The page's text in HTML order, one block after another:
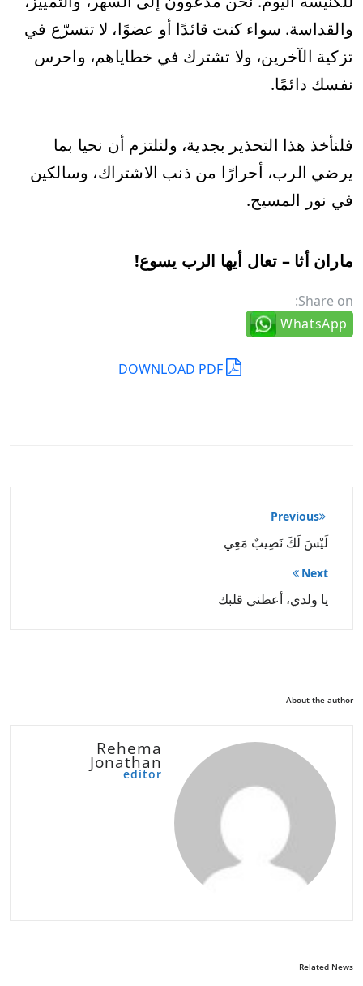
والقداسة. سواء كنت قائدًا أو عضوًا، لا تتسرّع في
تزكية الآخرين، ولا تشترك في خطاياهم، واحرس
نفسك دائمًا.
فلنأخذ هذا التحذير بجدية، ولنلتزم أن نحيا بما
يرضي الرب، أحرارًا من ذنب الاشتراك، وسالكين
في نور المسيح.
ماران أثا – تعال أيها الرب يسوع!
Share on:
WhatsApp
DOWNLOAD PDF
تصفّح
المقالات
Previous
لَيْسَ لَكَ نَصِيبٌ مَعِي
Next
يا ولدي، أعطني قلبك
About the author
Rehema
Jonathan
editor
Related News